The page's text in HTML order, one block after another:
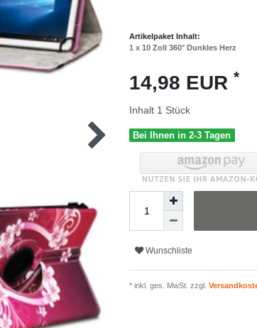
Artikelpaket Inhalt:
1 x 10 Zoll 360° Dunkles Herz
14,98 EUR *
Inhalt 1 Stück
Bei Ihnen in 2-3 Tagen
Wunschliste
* inkl. ges. MwSt. zzgl.